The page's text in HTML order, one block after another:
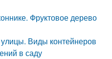
Фруктовое дерево
Виды контейнеров
в саду